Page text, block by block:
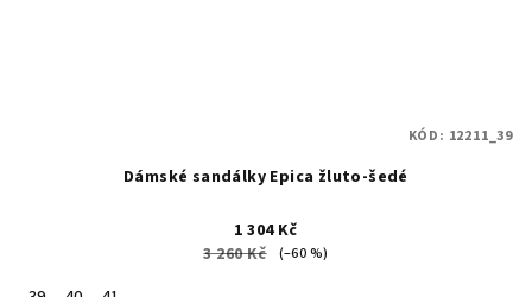
Dámské sandálky Epica žluto-šedé
1 304 Kč
3 260 Kč
(–60 %)
KÓD: 12211_39